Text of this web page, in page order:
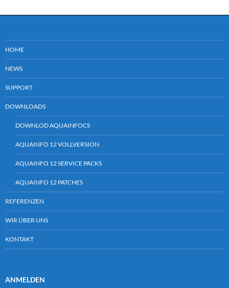
HOME
NEWS
SUPPORT
DOWNLOADS
DOWNLOD AQUAINFOCS
AQUAINFO 12 VOLLVERSION
AQUAINFO 12 SERVICE PACKS
AQUAINFO 12 PATCHES
REFERENZEN
WIR ÜBER UNS
KONTAKT
ANMELDEN